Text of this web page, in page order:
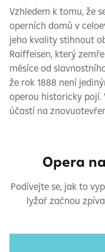
Vzhledem k tomu, že
operních domů v
jeho kvality stihnout
Raiffeisen, který
měsíce od
že rok 1888 není
operou historicky pojí.
účastí na
Opera
Podívejte se, jak to
lyžař začnou